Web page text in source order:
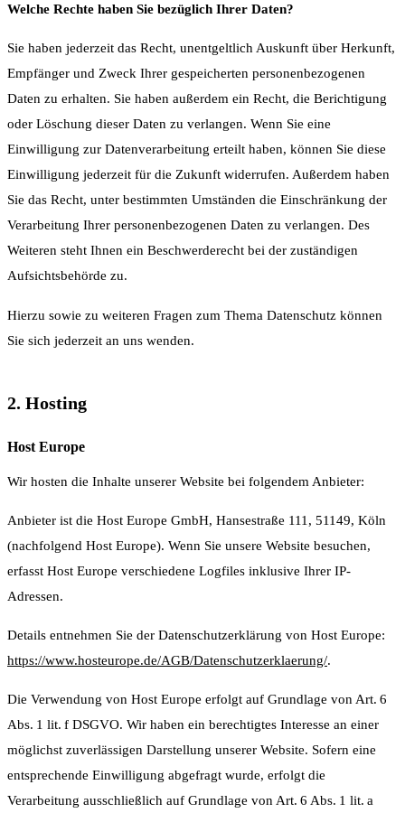
Welche Rechte haben Sie bezüglich Ihrer Daten?
Sie haben jederzeit das Recht, unentgeltlich Auskunft über Herkunft,
Empfänger und Zweck Ihrer gespeicherten personenbezogenen
Daten zu erhalten. Sie haben außerdem ein Recht, die Berichtigung
oder Löschung dieser Daten zu verlangen. Wenn Sie eine
Einwilligung zur Datenverarbeitung erteilt haben, können Sie diese
Einwilligung jederzeit für die Zukunft widerrufen. Außerdem haben
Sie das Recht, unter bestimmten Umständen die Einschränkung der
Verarbeitung Ihrer personenbezogenen Daten zu verlangen. Des
Weiteren steht Ihnen ein Beschwerderecht bei der zuständigen
Aufsichtsbehörde zu.
Hierzu sowie zu weiteren Fragen zum Thema Datenschutz können
Sie sich jederzeit an uns wenden.
2. Hosting
Host Europe
Wir hosten die Inhalte unserer Website bei folgendem Anbieter:
Anbieter ist die Host Europe GmbH, Hansestraße 111, 51149, Köln
(nachfolgend Host Europe). Wenn Sie unsere Website besuchen,
erfasst Host Europe verschiedene Logfiles inklusive Ihrer IP-
Adressen.
Details entnehmen Sie der Datenschutzerklärung von Host Europe:
https://www.hosteurope.de/AGB/Datenschutzerklaerung/.
Die Verwendung von Host Europe erfolgt auf Grundlage von Art. 6
Abs. 1 lit. f DSGVO. Wir haben ein berechtigtes Interesse an einer
möglichst zuverlässigen Darstellung unserer Website. Sofern eine
entsprechende Einwilligung abgefragt wurde, erfolgt die
Verarbeitung ausschließlich auf Grundlage von Art. 6 Abs. 1 lit. a